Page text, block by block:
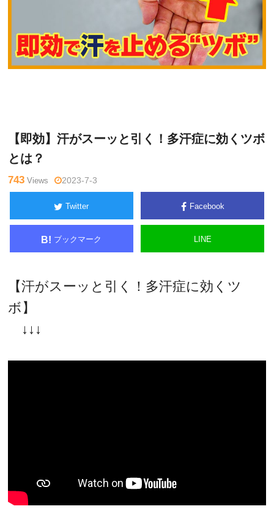
【即効】汗がスーッと引く！多汗症に効くツボ
とは？
743 Views 2023-7-3
Twitter Facebook
B! ブックマーク LINE
【汗がスーッと引く！多汗症に効くツ
ボ】
↓↓↓